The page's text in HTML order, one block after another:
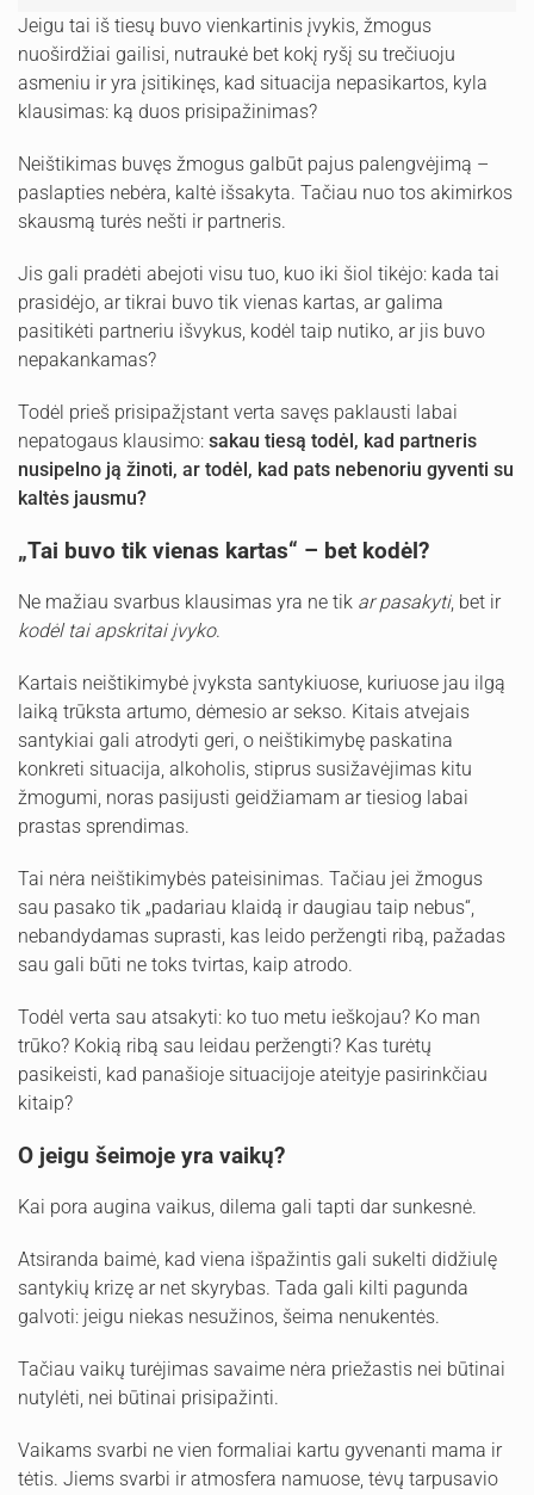
Jeigu tai iš tiesų buvo vienkartinis įvykis, žmogus
nuoširdžiai gailisi, nutraukė bet kokį ryšį su trečiuoju
asmeniu ir yra įsitikinęs, kad situacija nepasikartos, kyla
klausimas: ką duos prisipažinimas?
Neištikimas buvęs žmogus galbūt pajus palengvėjimą –
paslapties nebėra, kaltė išsakyta. Tačiau nuo tos akimirkos
skausmą turės nešti ir partneris.
Jis gali pradėti abejoti visu tuo, kuo iki šiol tikėjo: kada tai
prasidėjo, ar tikrai buvo tik vienas kartas, ar galima
pasitikėti partneriu išvykus, kodėl taip nutiko, ar jis buvo
nepakankamas?
Todėl prieš prisipažįstant verta savęs paklausti labai
nepatogaus klausimo: sakau tiesą todėl, kad partneris
nusipelno ją žinoti, ar todėl, kad pats nebenoriu gyventi su
kaltės jausmu?
„Tai buvo tik vienas kartas“ – bet kodėl?
Ne mažiau svarbus klausimas yra ne tik ar pasakyti, bet ir
kodėl tai apskritai įvyko.
Kartais neištikimybė įvyksta santykiuose, kuriuose jau ilgą
laiką trūksta artumo, dėmesio ar sekso. Kitais atvejais
santykiai gali atrodyti geri, o neištikimybę paskatina
konkreti situacija, alkoholis, stiprus susižavėjimas kitu
žmogumi, noras pasijusti geidžiamam ar tiesiog labai
prastas sprendimas.
Tai nėra neištikimybės pateisinimas. Tačiau jei žmogus
sau pasako tik „padariau klaidą ir daugiau taip nebus“,
nebandydamas suprasti, kas leido peržengti ribą, pažadas
sau gali būti ne toks tvirtas, kaip atrodo.
Todėl verta sau atsakyti: ko tuo metu ieškojau? Ko man
trūko? Kokią ribą sau leidau peržengti? Kas turėtų
pasikeisti, kad panašioje situacijoje ateityje pasirinkčiau
kitaip?
O jeigu šeimoje yra vaikų?
Kai pora augina vaikus, dilema gali tapti dar sunkesnė.
Atsiranda baimė, kad viena išpažintis gali sukelti didžiulę
santykių krizę ar net skyrybas. Tada gali kilti pagunda
galvoti: jeigu niekas nesužinos, šeima nenukentės.
Tačiau vaikų turėjimas savaime nėra priežastis nei būtinai
nutylėti, nei būtinai prisipažinti.
Vaikams svarbi ne vien formaliai kartu gyvenanti mama ir
tėtis. Jiems svarbi ir atmosfera namuose, tėvų tarpusavio